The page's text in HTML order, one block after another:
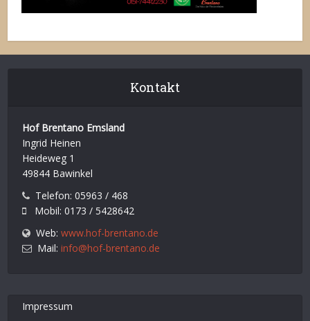
Kontakt
Hof Brentano Emsland
Ingrid Heinen
Heideweg 1
49844 Bawinkel
Telefon: 05963 / 468
Mobil: 0173 / 5428642
Web:www.hof-brentano.de
Mail:info@hof-brentano.de
Impressum